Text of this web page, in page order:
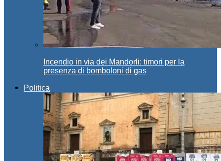
Incendio in via dei Mandorli: timori per la
presenza di bomboloni di gas
Politica